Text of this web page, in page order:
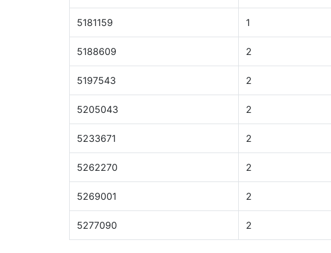
5181159 1
5188609 2
5197543 2
5205043 2
5233671 2
5262270 2
5269001 2
5277090 2